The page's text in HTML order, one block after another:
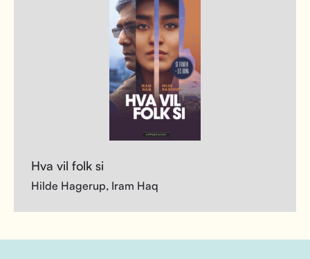
Hva vil folk si
Hilde Hagerup, Iram Haq